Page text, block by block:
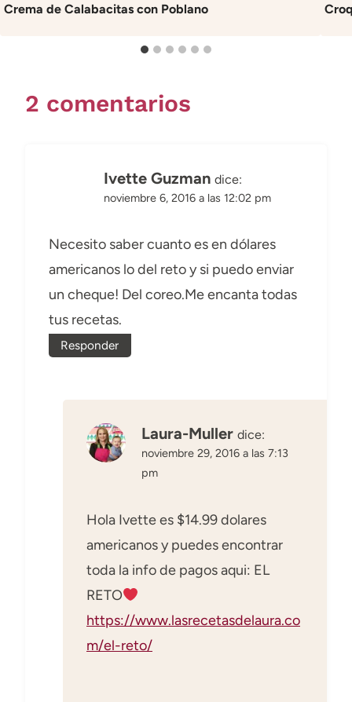
Crema de Calabacitas con Poblano
2 comentarios
Ivette Guzman dice:
noviembre 6, 2016 a las 12:02 pm
Necesito saber cuanto es en dólares
americanos lo del reto y si puedo enviar
un cheque! Del coreo.Me encanta todas
tus recetas.
Responder
Laura-Muller dice:
noviembre 29, 2016 a las 7:13
pm
Hola Ivette es $14.99 dolares
americanos y puedes encontrar
toda la info de pagos aqui: EL
RETO
https://www.lasrecetasdelaura.co
m/el-reto/